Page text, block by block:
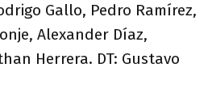
Gallo, Pedro Ramírez,
Alexander Díaz,
Herrera. DT: Gustavo